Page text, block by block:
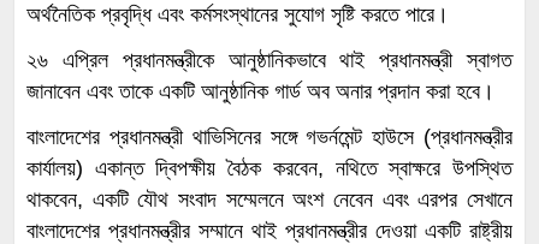
অর্থনৈতিক প্রবৃদ্ধি এবং কর্মসংস্থানের সুযোগ সৃষ্টি করতে পারে।
২৬ এপ্রিল প্রধানমন্ত্রীকে আনুষ্ঠানিকভাবে থাই প্রধানমন্ত্রী স্বাগত
জানাবেন এবং তাকে একটি আনুষ্ঠানিক গার্ড অব অনার প্রদান করা হবে।
বাংলাদেশের প্রধানমন্ত্রী থাভিসিনের সঙ্গে গভর্নমেন্ট হাউসে (প্রধানমন্ত্রীর
কার্যালয়) একান্ত দ্বিপক্ষীয় বৈঠক করবেন, নথিতে স্বাক্ষরে উপস্থিত
থাকবেন, একটি যৌথ সংবাদ সম্মেলনে অংশ নেবেন এবং এরপর সেখানে
বাংলাদেশের প্রধানমন্ত্রীর সম্মানে থাই প্রধানমন্ত্রীর দেওয়া একটি রাষ্ট্রীয়